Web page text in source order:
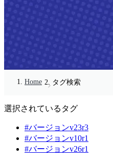
Home タグ検索
選択されているタグ
#バージョンv23r3
#バージョンv10r1
#バージョンv26r1